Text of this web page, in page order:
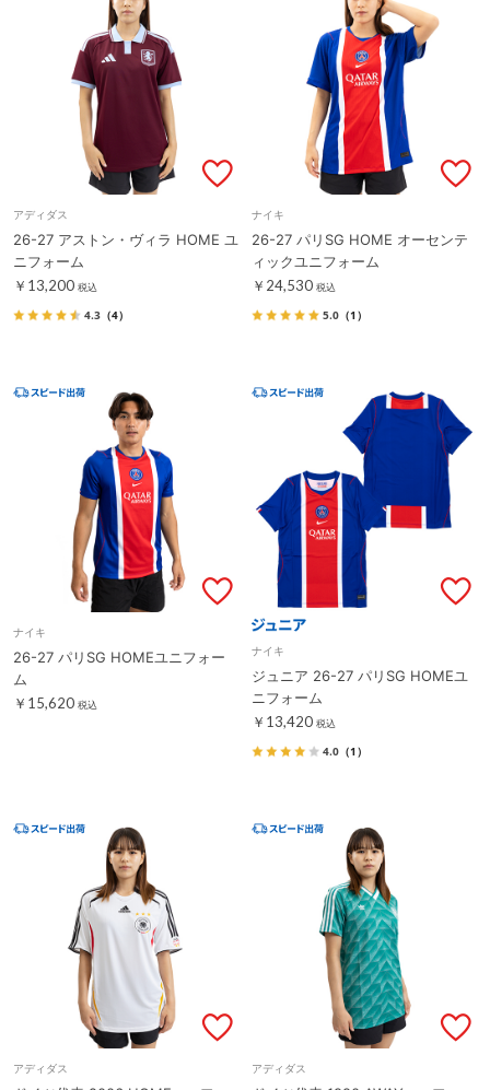
アディダス
26-27 アストン・ヴィラ HOME ユ
ニフォーム
￥13,200 税込
4.3 （4）
ナイキ
26-27 パリSG HOME オーセンテ
ィックユニフォーム
￥24,530 税込
5.0 （1）
ナイキ
26-27 パリSG HOMEユニフォー
ム
￥15,620 税込
ナイキ
ジュニア 26-27 パリSG HOMEユ
ニフォーム
￥13,420 税込
4.0 （1）
アディダス アディダス